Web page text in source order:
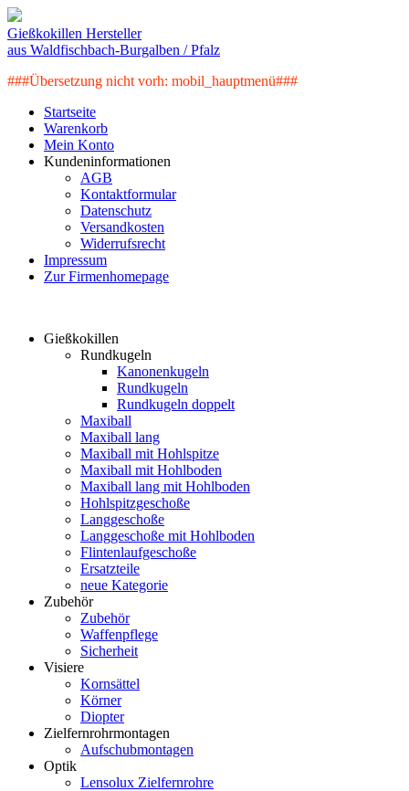
Gießkokillen Hersteller
aus Waldfischbach-Burgalben / Pfalz
###Übersetzung nicht vorh: mobil_hauptmenü###
Startseite
Warenkorb
Mein Konto
Kundeninformationen
AGB
Kontaktformular
Datenschutz
Versandkosten
Widerrufsrecht
Impressum
Zur Firmenhomepage
Gießkokillen
Rundkugeln
Kanonenkugeln
Rundkugeln
Rundkugeln doppelt
Maxiball
Maxiball lang
Maxiball mit Hohlspitze
Maxiball mit Hohlboden
Maxiball lang mit Hohlboden
Hohlspitzgeschoße
Langgeschoße
Langgeschoße mit Hohlboden
Flintenlaufgeschoße
Ersatzteile
neue Kategorie
Zubehör
Zubehör
Waffenpflege
Sicherheit
Visiere
Kornsättel
Körner
Diopter
Zielfernrohrmontagen
Aufschubmontagen
Optik
Lensolux Zielfernrohre